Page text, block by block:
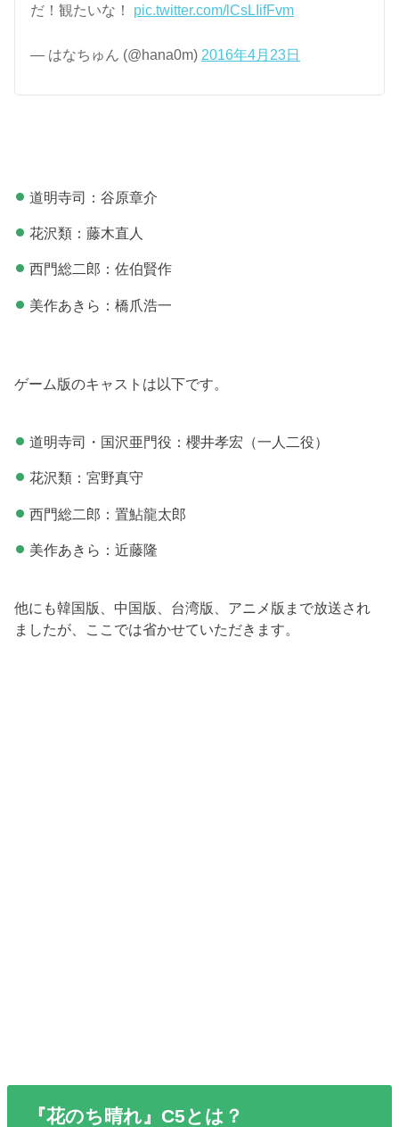
だ！観たいな！ pic.twitter.com/lCsLIifFvm
— はなちゅん (@hana0m) 2016年4月23日
道明寺司：谷原章介
花沢類：藤木直人
西門総二郎：佐伯賢作
美作あきら：橋爪浩一
ゲーム版のキャストは以下です。
道明寺司・国沢亜門役：櫻井孝宏（一人二役）
花沢類：宮野真守
西門総二郎：置鮎龍太郎
美作あきら：近藤隆
他にも韓国版、中国版、台湾版、アニメ版まで放送され
ましたが、ここでは省かせていただきます。
『花のち晴れ』C5とは？